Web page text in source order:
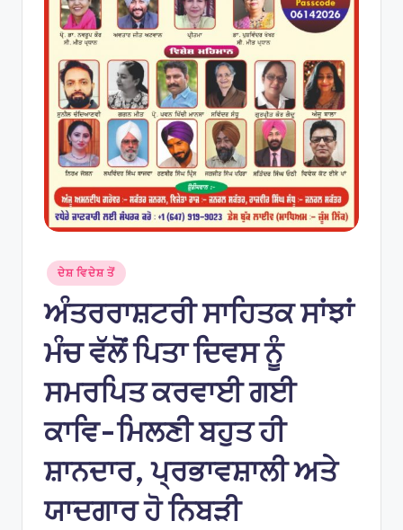
Posted
in
ਦੇਸ਼ ਵਿਦੇਸ਼ ਤੋਂ
ਅੰਤਰਰਾਸ਼ਟਰੀ ਸਾਹਿਤਕ ਸਾਂਝਾਂ
ਮੰਚ ਵੱਲੋਂ ਪਿਤਾ ਦਿਵਸ ਨੂੰ
ਸਮਰਪਿਤ ਕਰਵਾਈ ਗਈ
ਕਾਵਿ-ਮਿਲਣੀ ਬਹੁਤ ਹੀ
ਸ਼ਾਨਦਾਰ, ਪ੍ਰਭਾਵਸ਼ਾਲੀ ਅਤੇ
ਯਾਦਗਾਰ ਹੋ ਨਿਬੜੀ